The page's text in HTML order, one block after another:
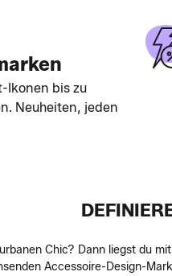
Ikonen bis zu
Neuheiten, jeden
Chic? Dann liegst du
Accessoire-Design-